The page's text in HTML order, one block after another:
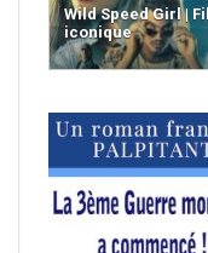
Wild Speed Girl |
iconique